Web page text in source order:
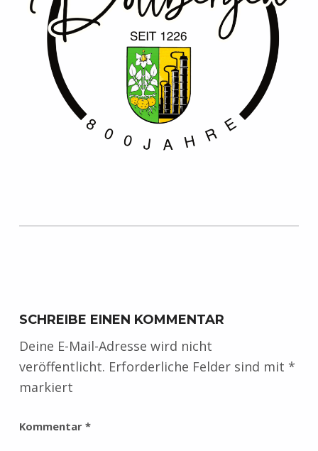
SCHREIBE EINEN KOMMENTAR
Deine E-Mail-Adresse wird nicht
veröffentlicht. Erforderliche Felder sind mit *
markiert
Kommentar *